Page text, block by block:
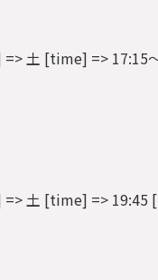
土 [time] => 17:15
土 [time] => 19:45